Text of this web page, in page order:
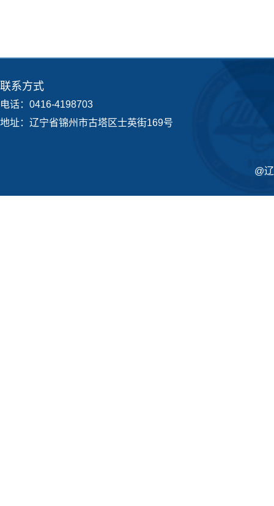
联系方式
电话：0416-4198703
地址：辽宁省锦州市古塔区士英街169号
@